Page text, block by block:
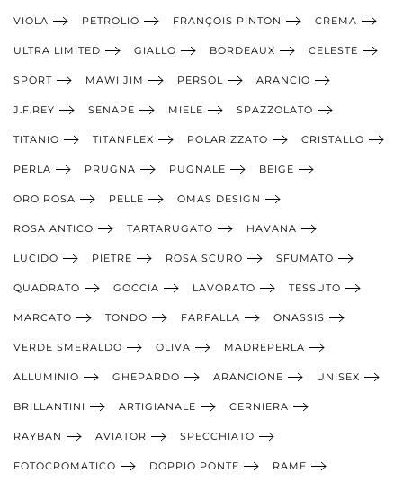
VIOLA PETROLIO FRANÇOIS PINTON CREMA
ULTRA LIMITED GIALLO BORDEAUX CELESTE
SPORT MAWI JIM PERSOL ARANCIO
J.F.REY SENAPE MIELE SPAZZOLATO
TITANIO TITANFLEX POLARIZZATO CRISTALLO
PERLA PRUGNA PUGNALE BEIGE
ORO ROSA PELLE OMAS DESIGN
ROSA ANTICO TARTARUGATO HAVANA
LUCIDO PIETRE ROSA SCURO SFUMATO
QUADRATO GOCCIA LAVORATO TESSUTO
MARCATO TONDO FARFALLA ONASSIS
VERDE SMERALDO OLIVA MADREPERLA
ALLUMINIO GHEPARDO ARANCIONE UNISEX
BRILLANTINI ARTIGIANALE CERNIERA
RAYBAN AVIATOR SPECCHIATO
FOTOCROMATICO DOPPIO PONTE RAME